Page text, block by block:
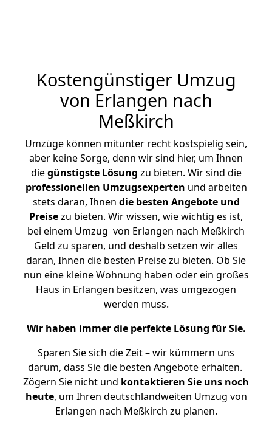
Kostengünstiger Umzug
von Erlangen nach
Meßkirch
Umzüge können mitunter recht kostspielig sein,
aber keine Sorge, denn wir sind hier, um Ihnen
diegünstigste Lösung zu bieten. Wir sind die
professionellen Umzugsexperten und arbeiten
stets daran, Ihnen die besten Angebote und
Preisezu bieten. Wir wissen, wie wichtig es ist,
bei einem Umzug von Erlangen nach Meßkirch
Geld zu sparen, und deshalb setzen wir alles
daran, Ihnen die besten Preise zu bieten. Ob Sie
nun eine kleine Wohnung haben oder ein großes
Haus in Erlangen besitzen, was umgezogen
werden muss.
Wir haben immer die perfekte Lösung für Sie.
Sparen Sie sich die Zeit – wir kümmern uns
darum, dass Sie die besten Angebote erhalten.
Zögern Sie nicht und kontaktieren Sie uns noch
heute, um Ihren deutschlandweiten Umzug von
Erlangen nach Meßkirch zu planen.